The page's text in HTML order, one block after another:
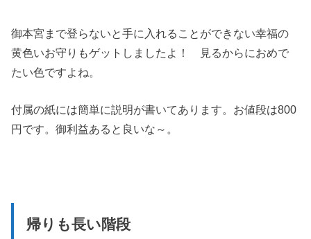
御本宮まで登らないと手に入れることができない幸福の
黄色いお守りもゲットしましたよ！ 見るからにおめで
たい色ですよね。
付属の紙には簡単に説明が書いてあります。お値段は800
円です。御利益あると良いな～。
帰りも長い階段